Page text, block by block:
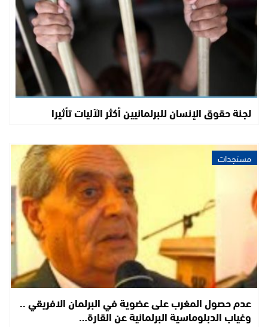
لجنة حقوق الإنسان للبرلمانيين أكثر الآليات تأثيرا
مستجدات
عدم حصول المغرب على عضوية في البرلمان الافريقي ..
وغياب الدبلوماسية البرلمانية عن القارة…